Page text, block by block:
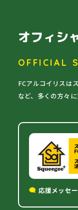
オフィシ
OFFICIAL
FCアルコイリスは
など、多くの方々に
応援メッセ